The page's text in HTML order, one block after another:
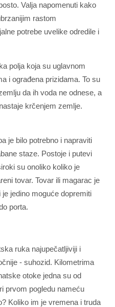
Valja napomenuti kako
rastom
potrebe uvelike odredile i
polja koja su uglavnom
i ograđena prizidama. To su
da ih voda ne odnese, a
krčenjem zemlje.
je bilo potrebno i napraviti
staze. Postoje i putevi
su onoliko koliko je
tovar. Tovar ili magarac je
jedino moguće dopremiti
porta.
ruka najupečatljiviji i
- suhozid. Kilometrima
otoke jedna su od
prvom pogledu nameću
Koliko im je vremena i truda